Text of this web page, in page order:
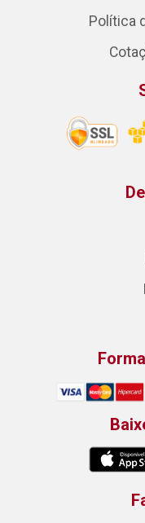
Política